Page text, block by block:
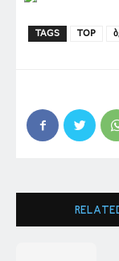
TAGS TOP